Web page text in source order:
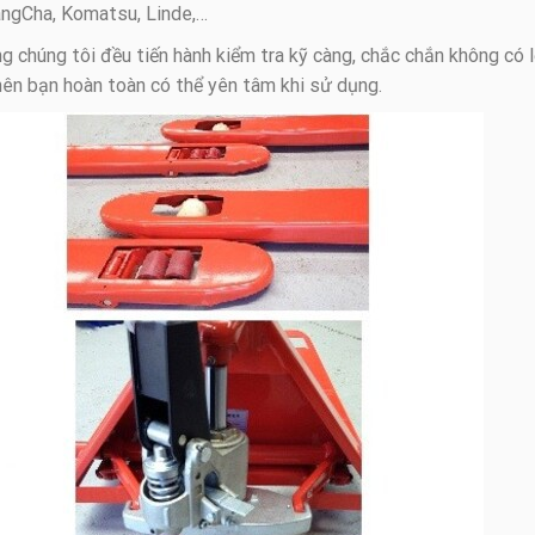
Komatsu, Linde,…
chúng tôi đều tiến hành kiểm tra kỹ càng, chắc chắn không có
bạn hoàn toàn có thể yên tâm khi sử dụng.